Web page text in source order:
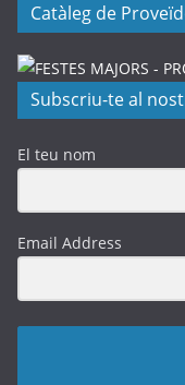
Catàleg de
Subscriu-te al
El teu nom
Email Address